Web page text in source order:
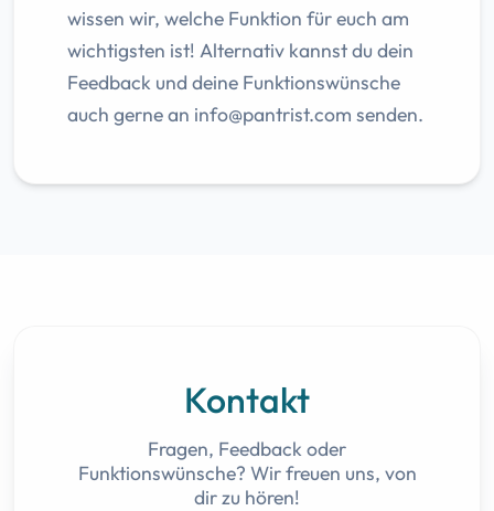
wissen wir, welche Funktion für euch am
wichtigsten ist! Alternativ kannst du dein
Feedback und deine Funktionswünsche
auch gerne an info@pantrist.com senden.
Kontakt
Fragen, Feedback oder
Funktionswünsche? Wir freuen uns, von
dir zu hören!